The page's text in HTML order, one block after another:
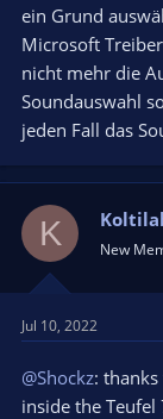
ein Grund
Microsoft
nicht mehr die
Soundauswahl
jeden Fall das
K New
Jul 10, 2022
@Shockz:
inside the